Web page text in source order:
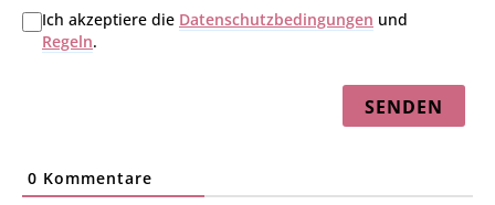
Ich akzeptiere die Datenschutzbedingungen und
Regeln.
0 Kommentare